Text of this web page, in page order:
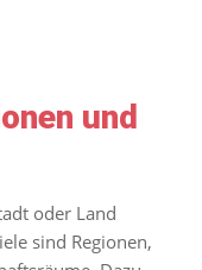
und
oder Land
sind Regionen,